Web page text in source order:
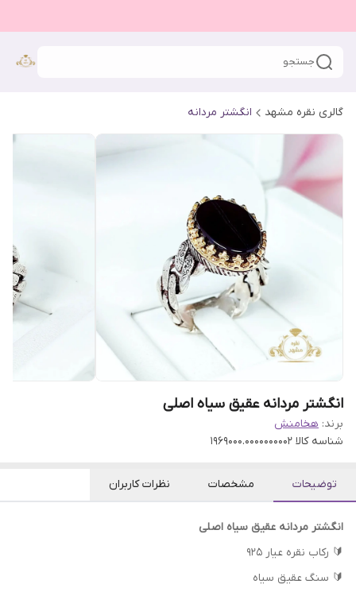
جستجو
گالری نقره مشهد انگشتر مردانه
انگشتر مردانه عقیق سیاه اصلی
برند: هخامنش
شناسه کالا 1969000.0000000002
توضیحات مشخصات نظرات کاربران
انگشتر مردانه عقیق سیاه اصلی
🔰 رکاب نقره عیار ۹۲۵
🔰 سنگ عقیق سیاه